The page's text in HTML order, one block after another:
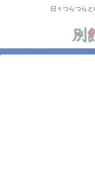
日々つらつら